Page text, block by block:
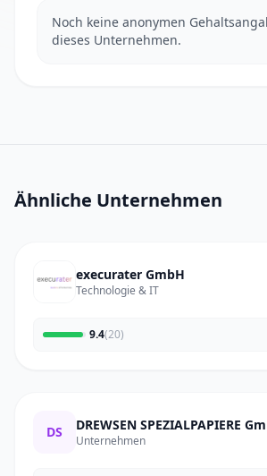
Noch keine anonymen
dieses Unternehmen.
Ähnliche Unternehmen
execurater GmbH
Technologie & IT
9.4(20)
DS DREWSEN SPEZIALPAPIERE
Unternehmen